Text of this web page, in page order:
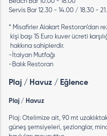
Servis Bar 12.30 - 14.00 / 18.30 -
* Misafirler Alakart Restoran’dan
kişi başı 15 Euro kuver ücreti
hakkına sahiplerdir.
-İtalyan Mutfağı
-Balık Restoran
Plaj / Havuz / Eğlence
Plaj / Havuz
Plaj: Otelimize ait, 90 mt
güneş şemsiyeleri, şezlonglar,